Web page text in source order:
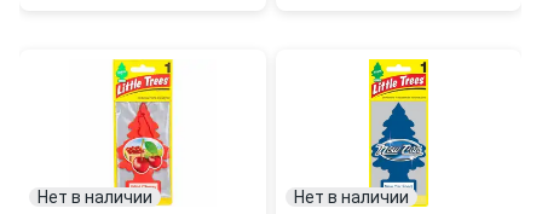
Нет в наличии Нет в наличии